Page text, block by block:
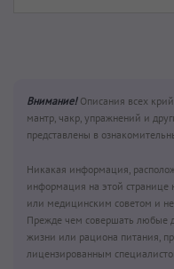
Внимание!Описания всех
мантр, чакр, упражнений и
представлены в
Никакая информация,
информация на этой странице
или медицинским советом и
Прежде чем совершать любые
жизни или рациона питания,
лицензированным